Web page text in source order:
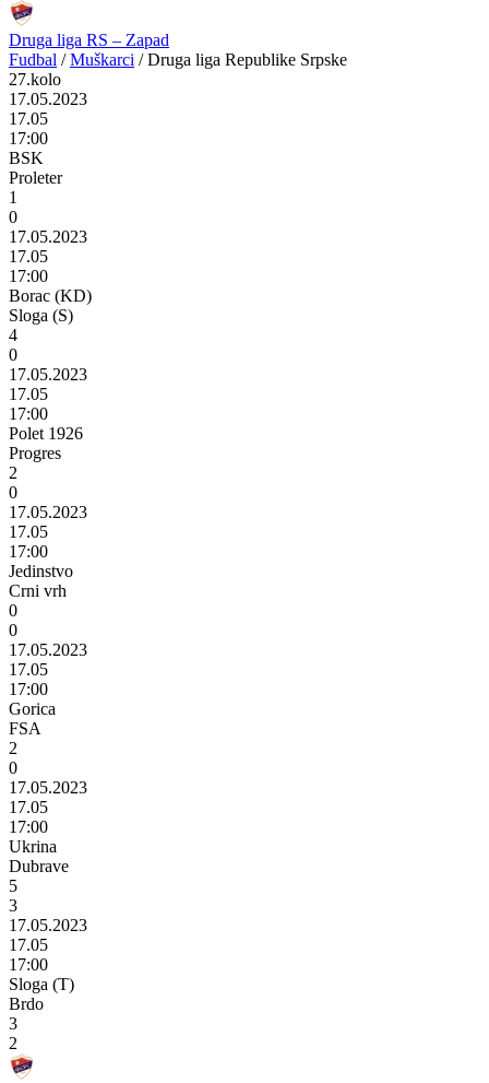
Druga liga RS – Zapad
Fudbal / Muškarci / Druga liga Republike Srpske
27.kolo
17.05.2023
17.05
17:00
BSK
Proleter
1
0
17.05.2023
17.05
17:00
Borac (KD)
Sloga (S)
4
0
17.05.2023
17.05
17:00
Polet 1926
Progres
2
0
17.05.2023
17.05
17:00
Jedinstvo
Crni vrh
0
0
17.05.2023
17.05
17:00
Gorica
FSA
2
0
17.05.2023
17.05
17:00
Ukrina
Dubrave
5
3
17.05.2023
17.05
17:00
Sloga (T)
Brdo
3
2